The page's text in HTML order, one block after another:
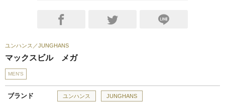
ユンハンス JUNGHANS
マックスビル メガ
MEN'S
ブランド ユンハンス JUNGHANS